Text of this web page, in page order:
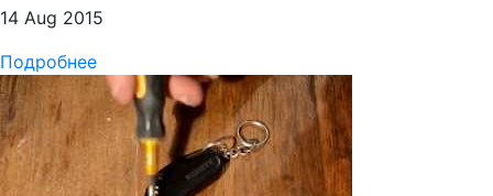
14 Aug 2015
Подробнее